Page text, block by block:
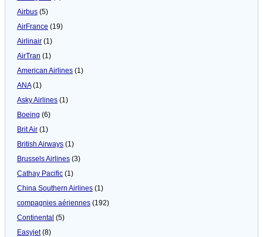
Airbus (5)
AirFrance (19)
Airlinair (1)
AirTran (1)
American Airlines (1)
ANA(1)
Asky Airlines (1)
Boeing (6)
Brit Air (1)
British Airways (1)
Brussels Airlines (3)
Cathay Pacific (1)
China Southern Airlines (1)
compagnies aériennes (192)
Continental (5)
Easyjet(8)